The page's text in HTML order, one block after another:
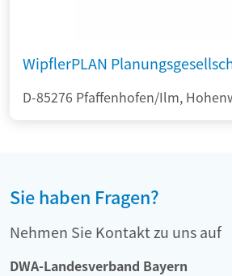
WipflerPLAN
D-85276 Pfaffenhofen/Ilm,
Sie haben Fragen?
Nehmen Sie Kontakt zu uns auf
DWA-Landesverband Bayern